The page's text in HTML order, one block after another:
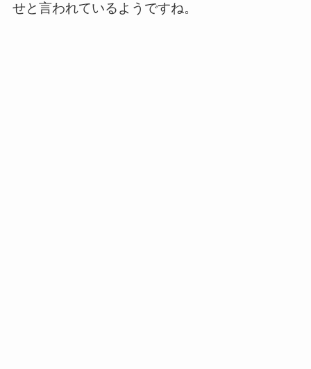
せと言われているようですね。